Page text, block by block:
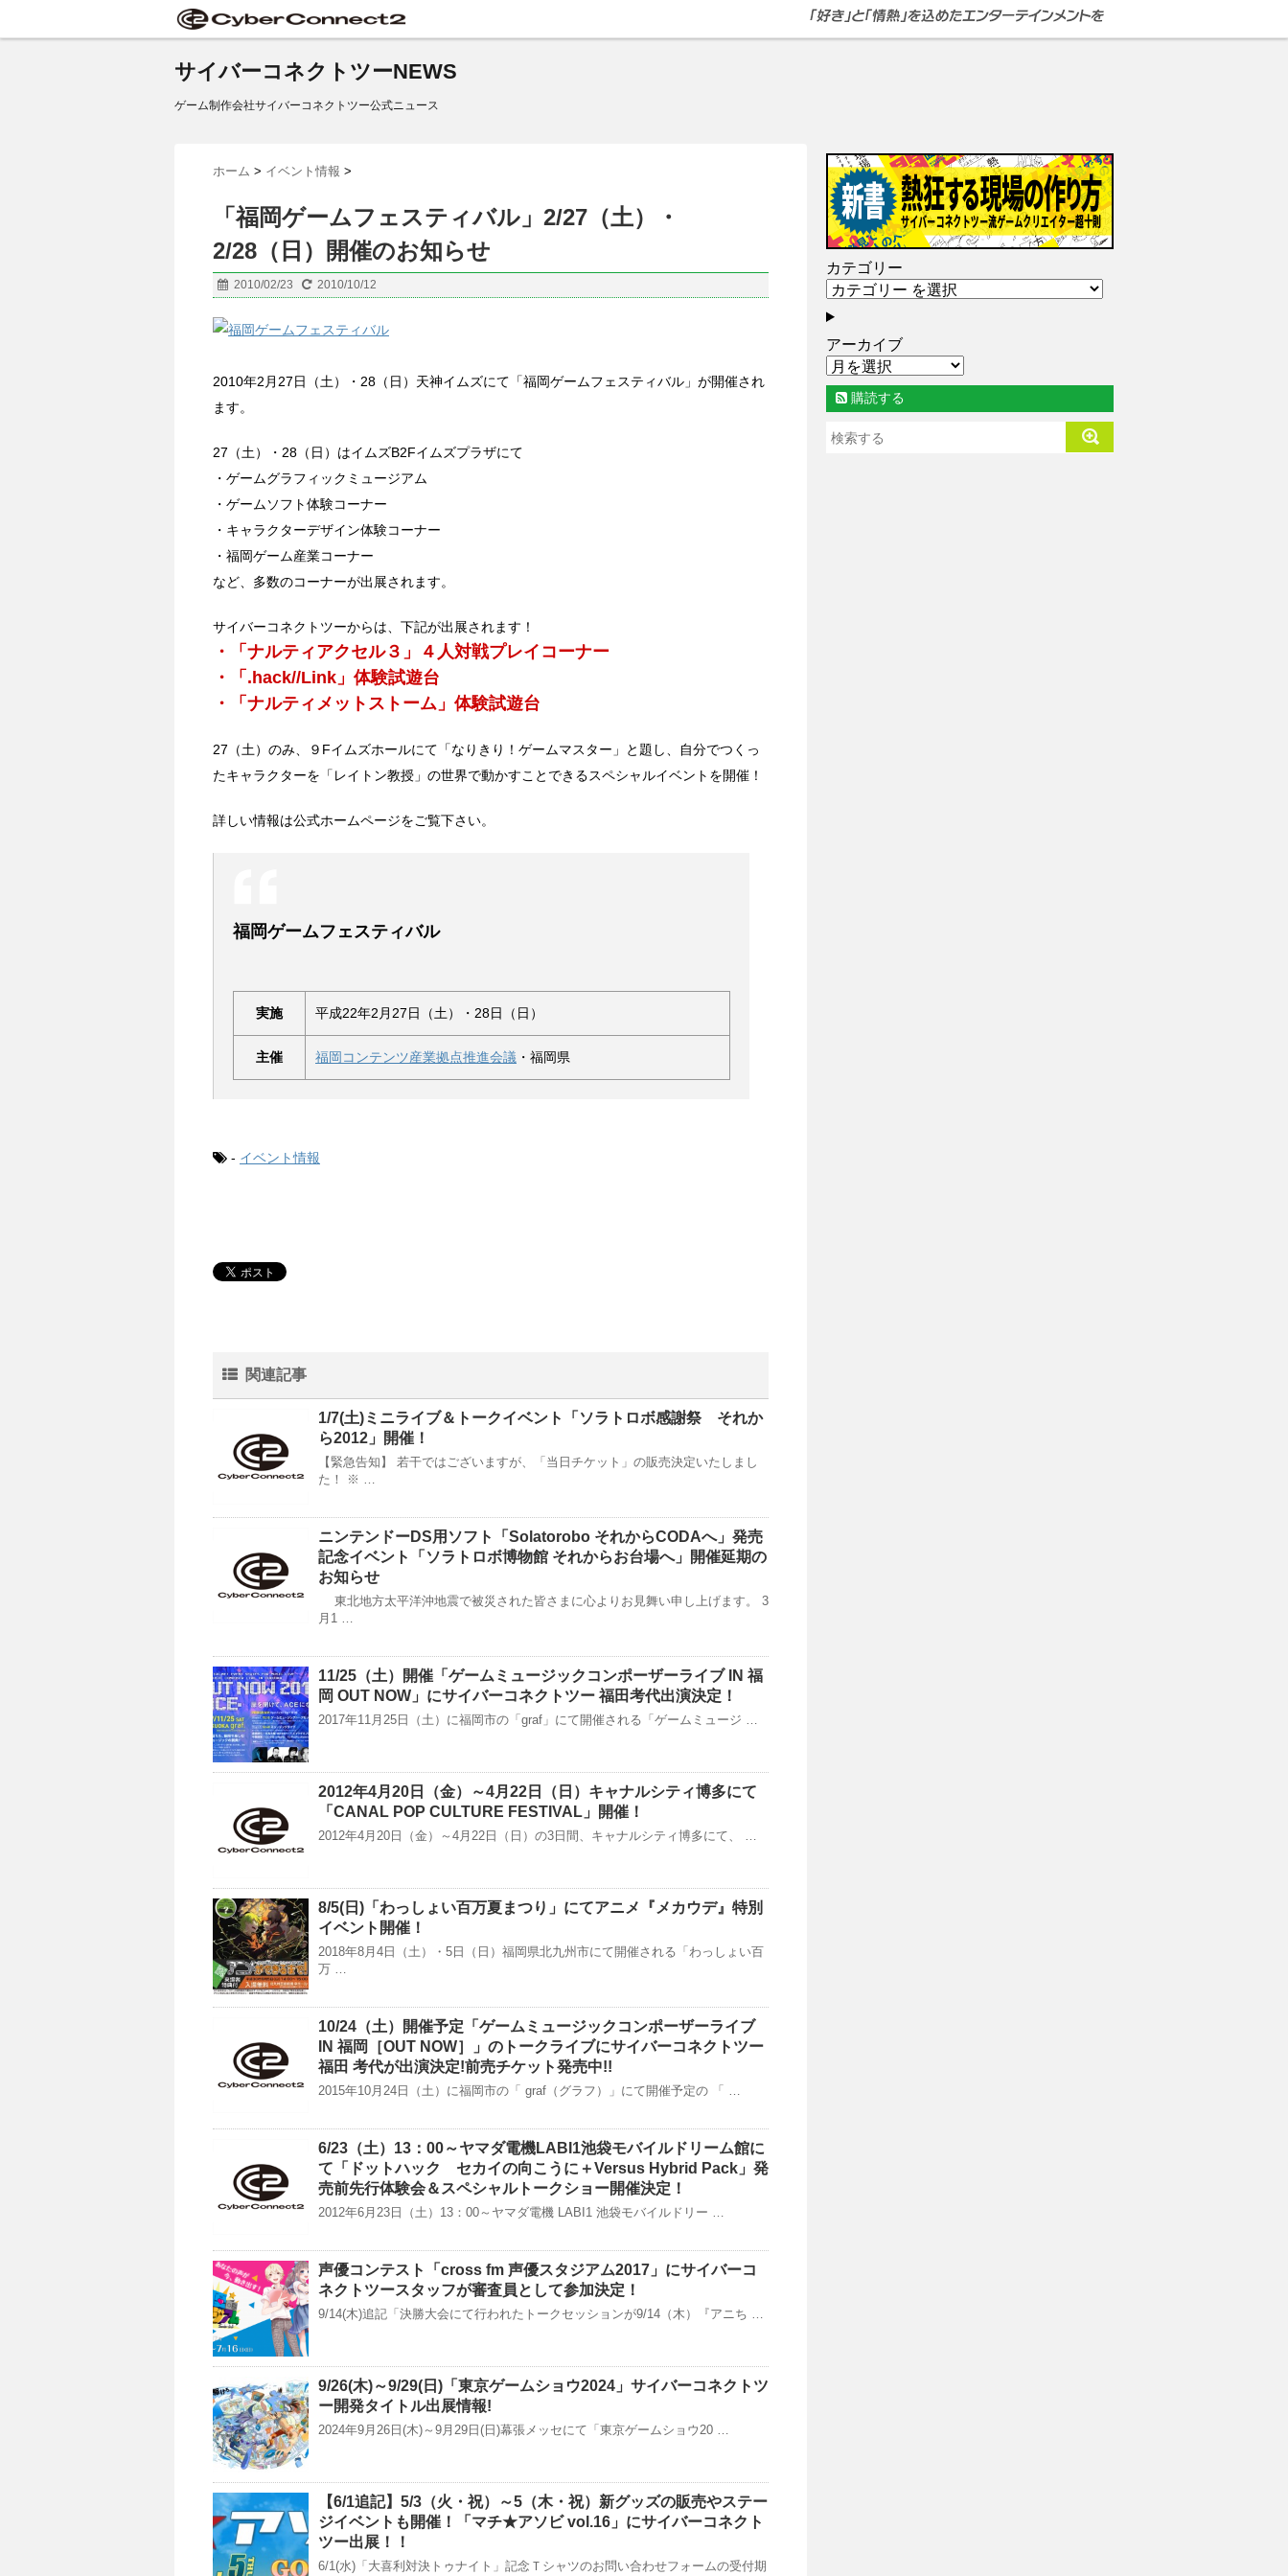
サイバーコネクトツーNEWS
ゲーム制作会社サイバーコネクトツー公式ニュース
ホーム > イベント情報 >
「福岡ゲームフェスティバル」2/27（土）・
2/28（日）開催のお知らせ
2010/02/23 2010/10/12
2010年2月27日（土）・28（日）天神イムズにて「福岡ゲームフェスティバル」が開催され
ます。
27（土）・28（日）はイムズB2Fイムズプラザにて
・ゲームグラフィックミュージアム
・ゲームソフト体験コーナー
・キャラクターデザイン体験コーナー
・福岡ゲーム産業コーナー
など、多数のコーナーが出展されます。
サイバーコネクトツーからは、下記が出展されます！
・「ナルティアクセル３」４人対戦プレイコーナー
・「.hack//Link」体験試遊台
・「ナルティメットストーム」体験試遊台
27（土）のみ、９Fイムズホールにて「なりきり！ゲームマスター」と題し、自分でつくっ
たキャラクターを「レイトン教授」の世界で動かすことできるスペシャルイベントを開催！
詳しい情報は公式ホームページをご覧下さい。
福岡ゲームフェスティバル
実施 平成22年2月27日（土）・28日（日）
主催 福岡コンテンツ産業拠点推進会議 ・福岡県
- イベント情報
関連記事
1/7(土)ミニライブ＆トークイベント「ソラトロボ感謝祭 それか
ら2012」開催！
【緊急告知】 若干ではございますが、「当日チケット」の販売決定いたしまし
た！ ※ …
ニンテンドーDS用ソフト「Solatorobo それからCODAへ」発売
記念イベント「ソラトロボ博物館 それからお台場へ」開催延期の
お知らせ
東北地方太平洋沖地震で被災された皆さまに心よりお見舞い申し上げます。 3
月1 …
11/25（土）開催「ゲームミュージックコンポーザーライブ IN 福
岡 OUT NOW」にサイバーコネクトツー 福田考代出演決定！
2017年11月25日（土）に福岡市の「graf」にて開催される「ゲームミュージ …
2012年4月20日（金）～4月22日（日）キャナルシティ博多にて
「CANAL POP CULTURE FESTIVAL」開催！
2012年4月20日（金）～4月22日（日）の3日間、キャナルシティ博多にて、 …
8/5(日)「わっしょい百万夏まつり」にてアニメ『メカウデ』特別
イベント開催！
2018年8月4日（土）・5日（日）福岡県北九州市にて開催される「わっしょい百
万 …
10/24（土）開催予定「ゲームミュージックコンポーザーライブ
IN 福岡［OUT NOW］」のトークライブにサイバーコネクトツー
福田 考代が出演決定!前売チケット発売中!!
2015年10月24日（土）に福岡市の「 graf（グラフ）」にて開催予定の 「 …
6/23（土）13：00～ヤマダ電機LABI1池袋モバイルドリーム館に
て「ドットハック セカイの向こうに＋Versus Hybrid Pack」発
売前先行体験会＆スペシャルトークショー開催決定！
2012年6月23日（土）13：00～ヤマダ電機 LABI1 池袋モバイルドリー …
声優コンテスト「cross fm 声優スタジアム2017」にサイバーコ
ネクトツースタッフが審査員として参加決定！
9/14(木)追記「決勝大会にて行われたトークセッションが9/14（木）『アニち …
9/26(木)～9/29(日)「東京ゲームショウ2024」サイバーコネクトツ
ー開発タイトル出展情報!
2024年9月26日(木)～9月29日(日)幕張メッセにて「東京ゲームショウ20 …
【6/1追記】5/3（火・祝）～5（木・祝）新グッズの販売やステー
ジイベントも開催！「マチ★アソビ vol.16」にサイバーコネクト
ツー出展！！
6/1(水)「大喜利対決トゥナイト」記念Ｔシャツのお問い合わせフォームの受付期
カテゴリー
アーカイブ
購読する